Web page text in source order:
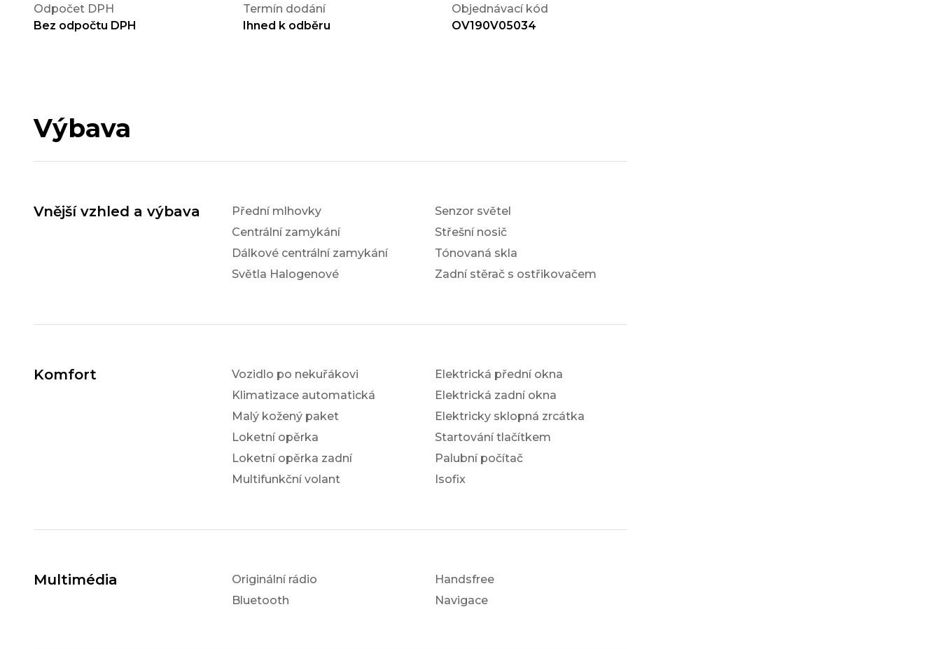
Odpočet DPH
Bez odpočtu DPH
Termín dodání
Ihned k odběru
Objednávací kód
OV190V05034
Výbava
Vnější vzhled a výbava
Přední mlhovky
Centrální zamykání
Dálkové centrální zamykání
Světla Halogenové
Senzor světel
Střešní nosič
Tónovaná skla
Zadní stěrač s ostřikovačem
Komfort
Vozidlo po nekuřákovi
Klimatizace automatická
Malý kožený paket
Loketní opěrka
Loketní opěrka zadní
Multifunkční volant
Elektrická přední okna
Elektrická zadní okna
Elektricky sklopná zrcátka
Startování tlačítkem
Palubní počítač
Isofix
Multimédia
Originální rádio
Bluetooth
Handsfree
Navigace